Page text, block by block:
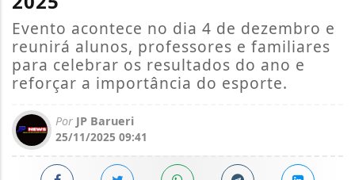
Evento acontece no dia 4 de dezembro e
reunirá alunos, professores e familiares
para celebrar os resultados do ano e
reforçar a importância do esporte.
Por JP Barueri
25/11/2025 09:41